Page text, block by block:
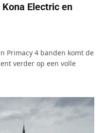
Electric en
Primacy 4 banden komt de
verder op een volle